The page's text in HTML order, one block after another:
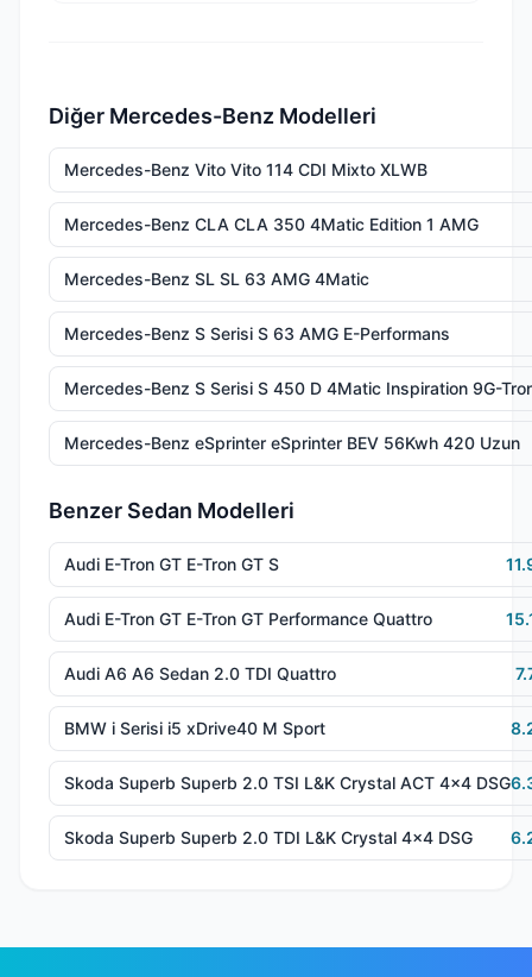
Diğer Mercedes-Benz Modelleri
Mercedes-Benz Vito Vito 114 CDI Mixto XLWB
Mercedes-Benz CLA CLA 350 4Matic Edition 1 AMG
Mercedes-Benz SL SL 63 AMG 4Matic
Mercedes-Benz S Serisi S 63 AMG E-Performans
Mercedes-Benz S Serisi S 450 D 4Matic Inspiration 9G-
Mercedes-Benz eSprinter eSprinter BEV 56Kwh 420 Uzun
Benzer Sedan Modelleri
Audi E-Tron GT E-Tron GT S
Audi E-Tron GT E-Tron GT Performance Quattro
Audi A6 A6 Sedan 2.0 TDI Quattro
BMW i Serisi i5 xDrive40 M Sport
Skoda Superb Superb 2.0 TSI L&K Crystal ACT 4x4 DSG
Skoda Superb Superb 2.0 TDI L&K Crystal 4x4 DSG